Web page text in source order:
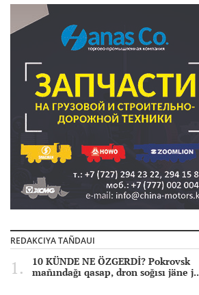
REDAKCIYA TAÑDAUI
10 KÜNDE NE ÖZGERDİ? Pokrovsk
mañındağı qasap, dron soğısı jäne j..